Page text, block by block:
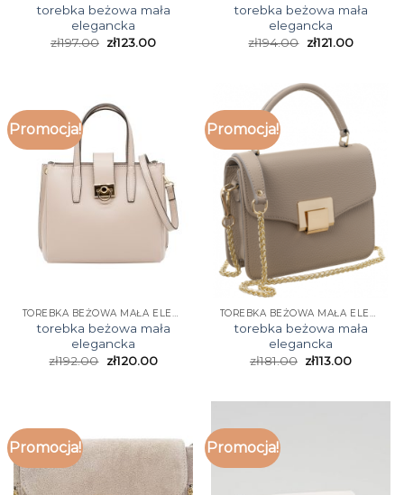
torebka beżowa mała
elegancka
zł197.00 zł123.00
torebka beżowa mała
elegancka
zł194.00 zł121.00
Promocja!
TOREBKA BEŻOWA MAŁA ELEGANCKA
torebka beżowa mała
elegancka
zł192.00 zł120.00
Promocja!
TOREBKA BEŻOWA MAŁA ELEGANCKA
torebka beżowa mała
elegancka
zł181.00 zł113.00
Promocja! Promocja!